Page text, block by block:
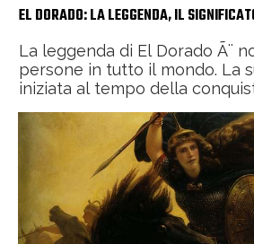
EL DORADO: LA LEGGENDA, IL
La leggenda di El Dorado Ã¨
persone in tutto il mondo. La
iniziata al tempo della